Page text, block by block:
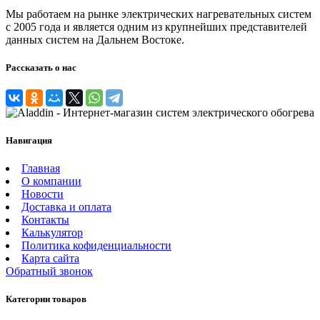
Мы работаем на рынке электрических нагревательных систем
с 2005 года и является одним из крупнейших представителей
данных систем на Дальнем Востоке.
Рассказать о нас
Навигация
Главная
О компании
Новости
Доставка и оплата
Контакты
Калькулятор
Политика кофиденциальности
Карта сайта
Обратный звонок
Категории товаров